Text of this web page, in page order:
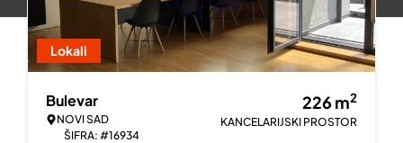
Lokali
Bulevar
NOVI SAD
ŠIFRA: #16934
226 m2
KANCELARIJSKI PROSTOR